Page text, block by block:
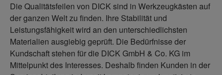
Die Qualitätsfeilen von DICK sind in Werkzeugkästen auf
der ganzen Welt zu finden. Ihre Stabilität und
Leistungsfähigkeit wird an den unterschiedlichsten
Materialien ausgiebig geprüft. Die Bedürfnisse der
Kundschaft stehen für die DICK GmbH & Co. KG im
Mittelpunkt des Interesses. Deshalb finden Kunden in der